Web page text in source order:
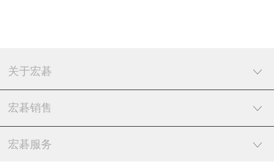
关于宏碁
宏碁销售
宏碁服务